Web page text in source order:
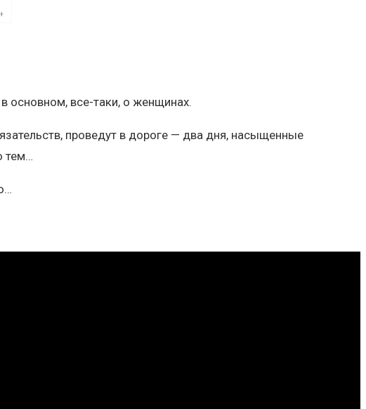
основном, все-таки, о женщинах.
проведут в дороге — два дня, насыщенные
тем…